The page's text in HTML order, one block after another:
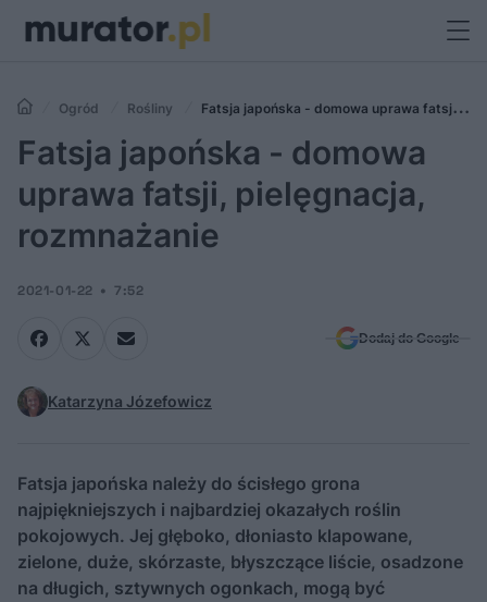
Ogród Rośliny
Fatsja japońska - domowa uprawa fatsji,
pielęgnacja, rozmnażanie
Fatsja japońska - domowa
uprawa fatsji, pielęgnacja,
rozmnażanie
2021-01-22 7:52
Dodaj do Google
Katarzyna Józefowicz
Fatsja japońska należy do ścisłego grona
najpiękniejszych i najbardziej okazałych roślin
pokojowych. Jej głęboko, dłoniasto klapowane,
zielone, duże, skórzaste, błyszczące liście, osadzone
na długich, sztywnych ogonkach, mogą być